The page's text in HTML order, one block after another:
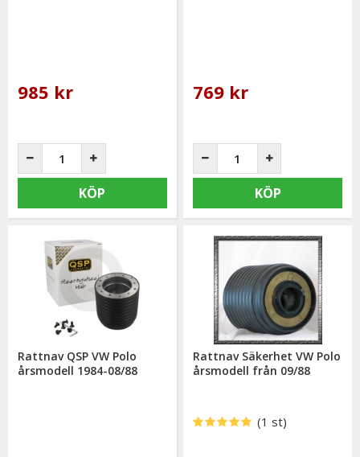
985 kr
KÖP
769 kr
KÖP
Rattnav QSP VW Polo
årsmodell 1984-08/88
Rattnav Säkerhet VW Polo
årsmodell från 09/88
(1 st)